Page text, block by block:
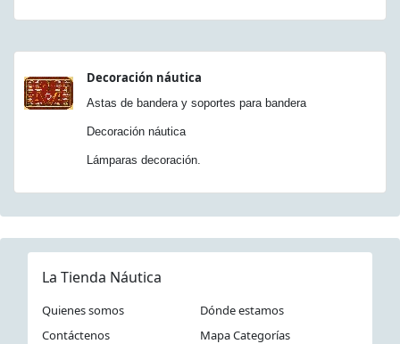
Decoración náutica
Astas de bandera y soportes para bandera
Decoración náutica
Lámparas decoración.
La Tienda Náutica
Quienes somos
Dónde estamos
Contáctenos
Mapa Categorías